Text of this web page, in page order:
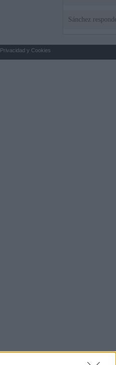
Sánchez
Privacidad y Cookies